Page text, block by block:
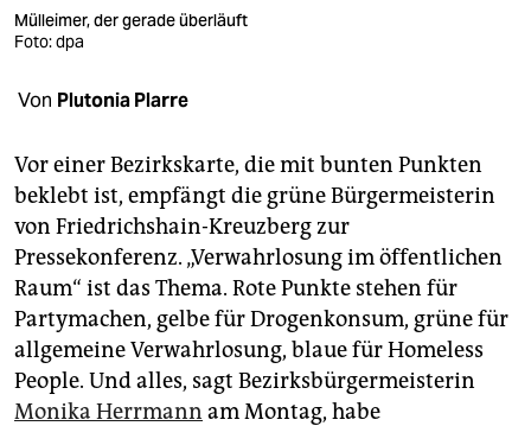
verlag
shop
fragen & hilfe
unterstützen
abo
genossenschaft
epaper login
Mülleimer, der gerade überläuft
Foto: dpa
Von Plutonia Plarre
Vor einer Bezirkskarte, die mit bunten Punkten
beklebt ist, empfängt die grüne Bürgermeisterin
von Friedrichshain-Kreuzberg zur
Pressekonferenz. „Verwahrlosung im öffentlichen
Raum“ ist das Thema. Rote Punkte stehen für
Partymachen, gelbe für Drogenkonsum, grüne für
allgemeine Verwahrlosung, blaue für Homeless
People. Und alles, sagt Bezirksbürgermeisterin
Monika Herrmann am Montag, habe